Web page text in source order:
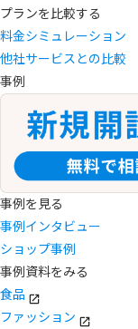
プランを比較する
料金シミュレーション
他社サービスとの比較
事例
事例を見る
事例インタビュー
ショップ事例
事例資料をみる
食品
ファッション